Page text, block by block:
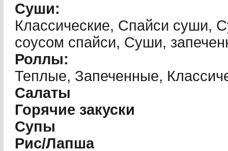
Суши:
Классические, Спайси суши,
соусом спайси, Суши,
Роллы:
Теплые, Запеченные,
Салаты
Горячие закуски
Супы
Рис/Лапша